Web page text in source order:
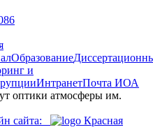
Образование
и
ИнтранетПочта ИОА
оптики атмосферы им.
сайта:
Красная